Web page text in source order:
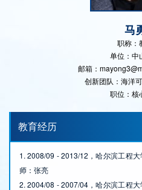
马
职称：
单位：中
邮箱：
创新团队：海洋
职位：核
教育经历
1. 2008/09 - 2013/12，哈尔滨工程
师：张亮
2. 2004/08 - 2007/04，哈尔滨工程